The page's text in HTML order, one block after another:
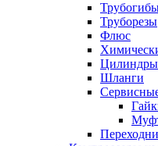
Труборезы
Флюс
Цилиндры
Шланги